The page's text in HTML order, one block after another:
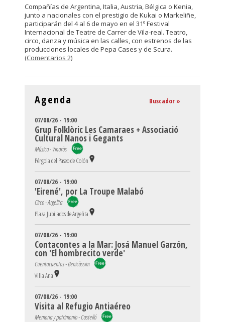
Compañías de Argentina, Italia, Austria, Bélgica o Kenia,
junto a nacionales con el prestigio de Kukai o Markeliñe,
participarán del 4 al 6 de mayo en el 31º Festival
Internacional de Teatre de Carrer de Vila-real. Teatro,
circo, danza y música en las calles, con estrenos de las
producciones locales de Pepa Cases y de Scura.
(Comentarios 2)
Agenda Buscador »
07/08/26 - 19:00
Grup Folklòric Les Camaraes + Associació
Cultural Nanos i Gegants
Música - Vinaròs
Pérgola del Paseo de Colón
07/08/26 - 19:00
'Eirené', por La Troupe Malabó
Circo - Argelita
Plaza Jubilados de Argelita
07/08/26 - 19:00
Contacontes a la Mar: Josá Manuel Garzón,
con 'El hombrecito verde'
Cuentacuentos - Benicàssim
Villa Ana
07/08/26 - 19:00
Visita al Refugio Antiaéreo
Memoria y patrimonio - Castelló